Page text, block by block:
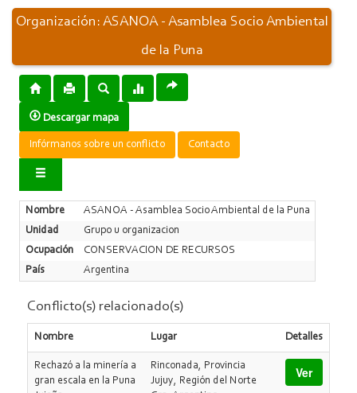
Organización: ASANOA - Asamblea Socio Ambiental
de la Puna
Descargar mapa
Infórmanos sobre un conflicto Contacto
Nombre
ASANOA - Asamblea Socio Ambiental de la Puna
Unidad
Grupo u organizacion
Ocupación
CONSERVACION DE RECURSOS
País
Argentina
Conflicto(s) relacionado(s)
Nombre Lugar Detalles
Rechazó a la minería a
gran escala en la Puna
Rinconada, Provincia
Jujuy, Región del Norte
Ver